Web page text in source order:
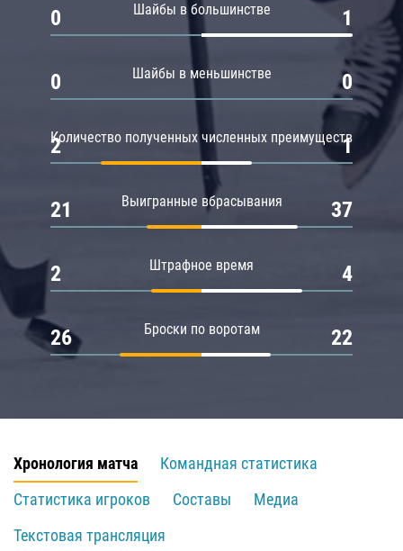
Шайбы в большинстве
0 1
Шайбы в меньшинстве
0 0
Количество полученных численных преимуществ
2 1
Выигранные вбрасывания
21 37
Штрафное время
2 4
Броски по воротам
26 22
Хронология матча
Командная статистика
Статистика игроков
Составы
Медиа
Текстовая трансляция